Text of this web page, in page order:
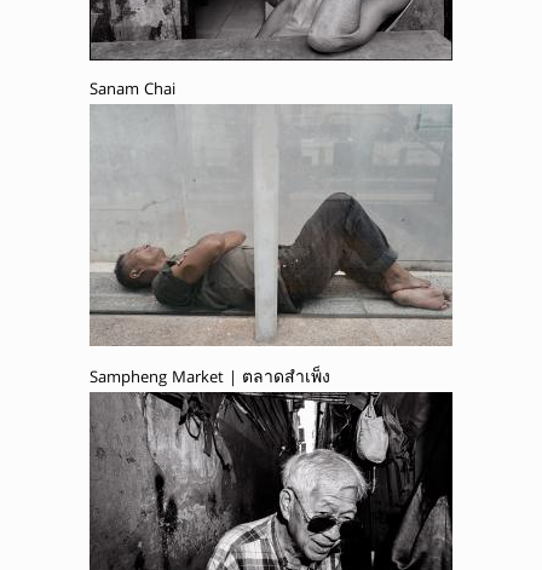
Sanam Chai
Sampheng Market | ตลาดสำเพ็ง